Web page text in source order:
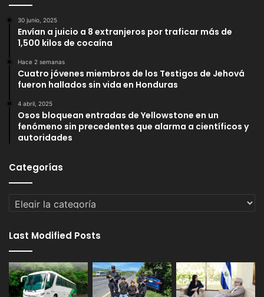
30 junio, 2025
Envían a juicio a 8 extranjeros por traficar más de
1,500 kilos de cocaína
Hace 2 semanas
Cuatro jóvenes miembros de los Testigos de Jehová
fueron hallados sin vida en Honduras
4 abril, 2025
Osos bloquean entradas de Yellowstone en un
fenómeno sin precedentes que alarma a científicos y
autoridades
Categorías
Categorías
Last Modified Posts